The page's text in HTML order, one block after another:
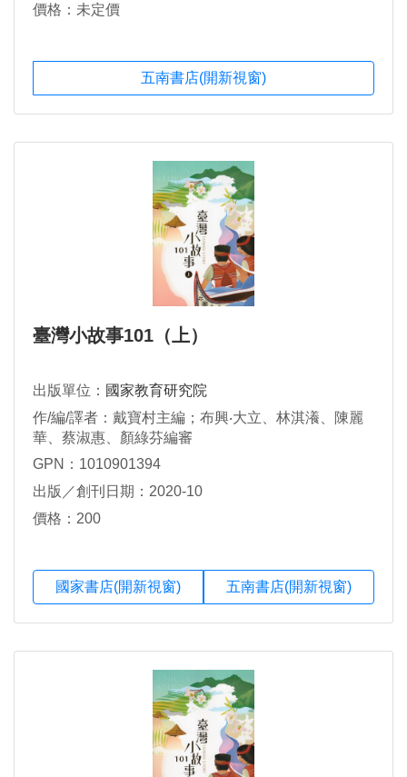
價格：未定價
五南書店(開新視窗)
臺灣小故事101（上）
出版單位： 國家教育研究院
作/編/譯者：戴寶村主編；布興‧大立、林淇瀁、陳麗
華、蔡淑惠、顏綠芬編審
GPN：1010901394
出版／創刊日期：2020-10
價格：200
國家書店(開新視窗) 五南書店(開新視窗)